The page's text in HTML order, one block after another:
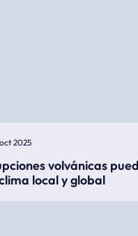
2025
volvánicas
local y global